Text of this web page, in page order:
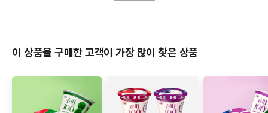
이 상품을 구매한 고객이 가장 많이 찾은 상품